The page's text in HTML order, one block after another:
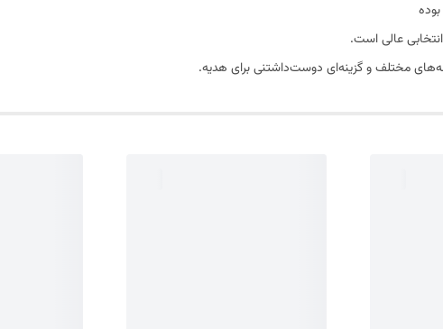
عالی است.
مختلف و گزینه‌ای دوست‌داشتنی برای هدیه.